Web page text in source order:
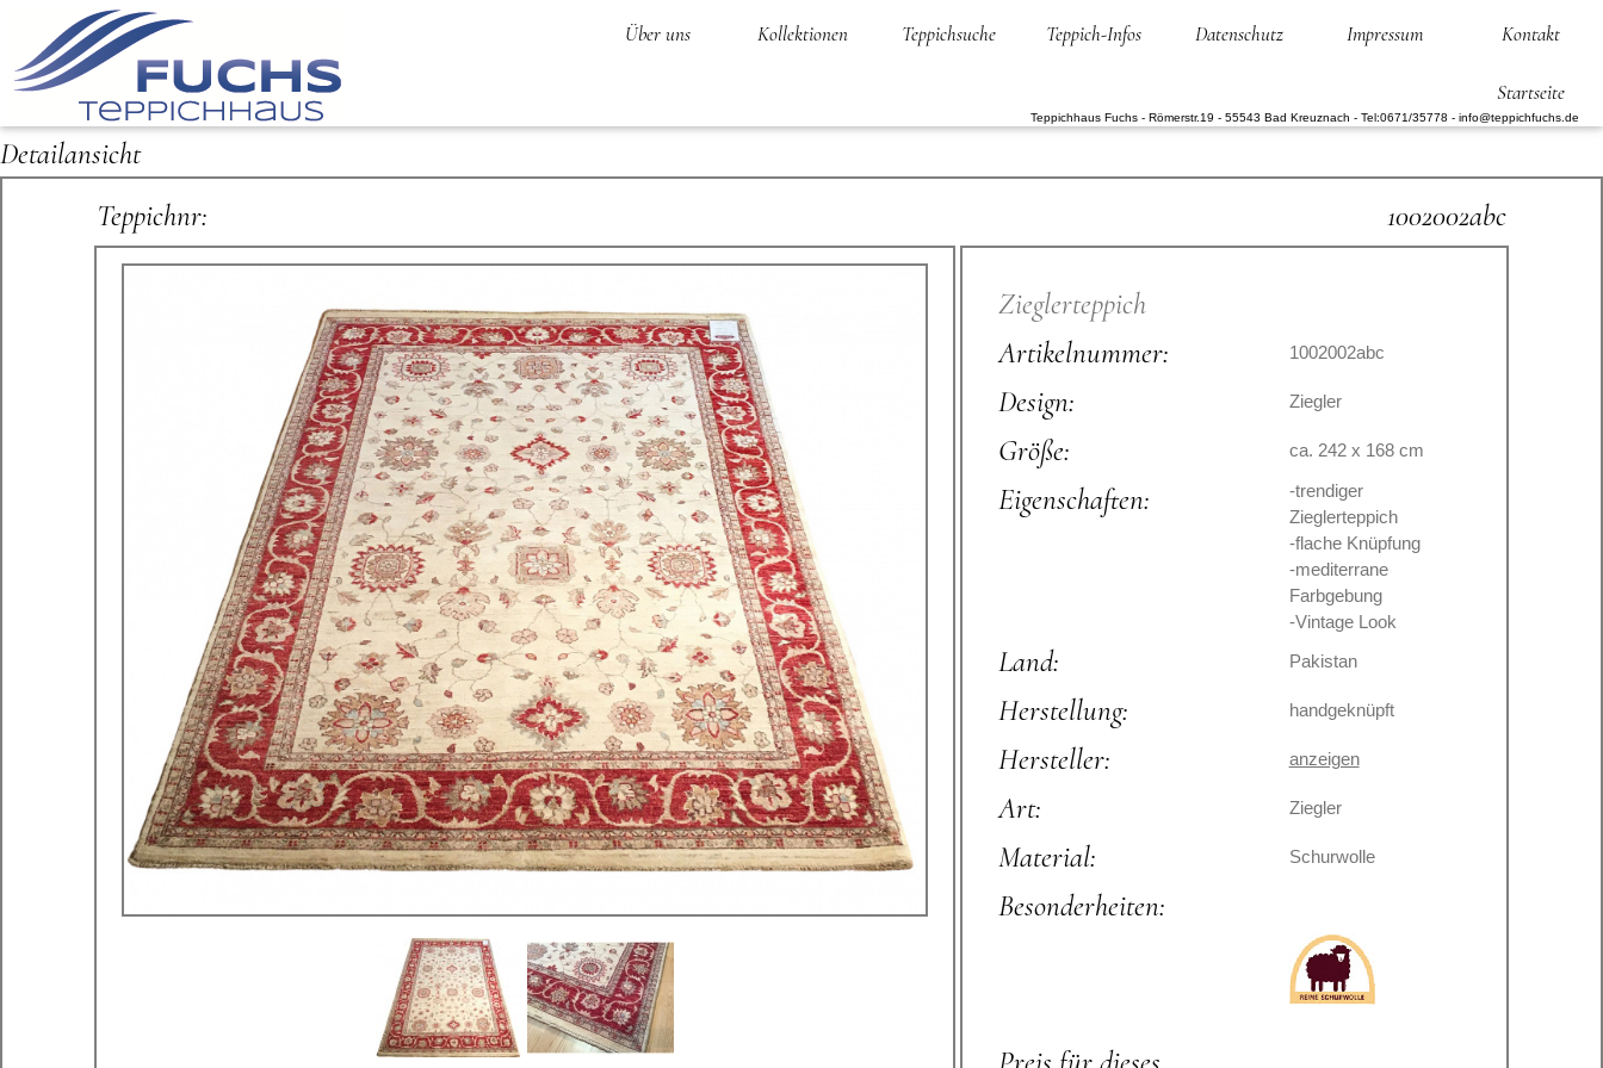
Teppichhaus Fuchs - Römerstr.19 - 55543 Bad Kreuznach - Tel:0671/35778 - info@teppichfuchs.de
Kontakt
Impressum
Datenschutz
Teppich-Infos
Teppichsuche
Kollektionen
Über uns
Startseite
Detailansicht
Teppichnr:
1002002abc
Zieglerteppich
Artikelnummer:
1002002abc
Design: Ziegler
Größe: ca. 242 x 168 cm
Eigenschaften:
-trendiger
Zieglerteppich
-flache Knüpfung
-mediterrane
Farbgebung
-Vintage Look
Land: Pakistan
Herstellung: handgeknüpft
Hersteller: anzeigen
Art: Ziegler
Material: Schurwolle
Besonderheiten: